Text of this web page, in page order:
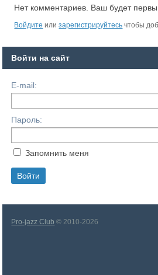
Нет комментариев. Ваш будет
Войдите илизарегистрируйтесь чтобы
Войти на сайт
E-mail:
Пароль:
Запомнить меня
Pro-jazz Club © 2010-2026